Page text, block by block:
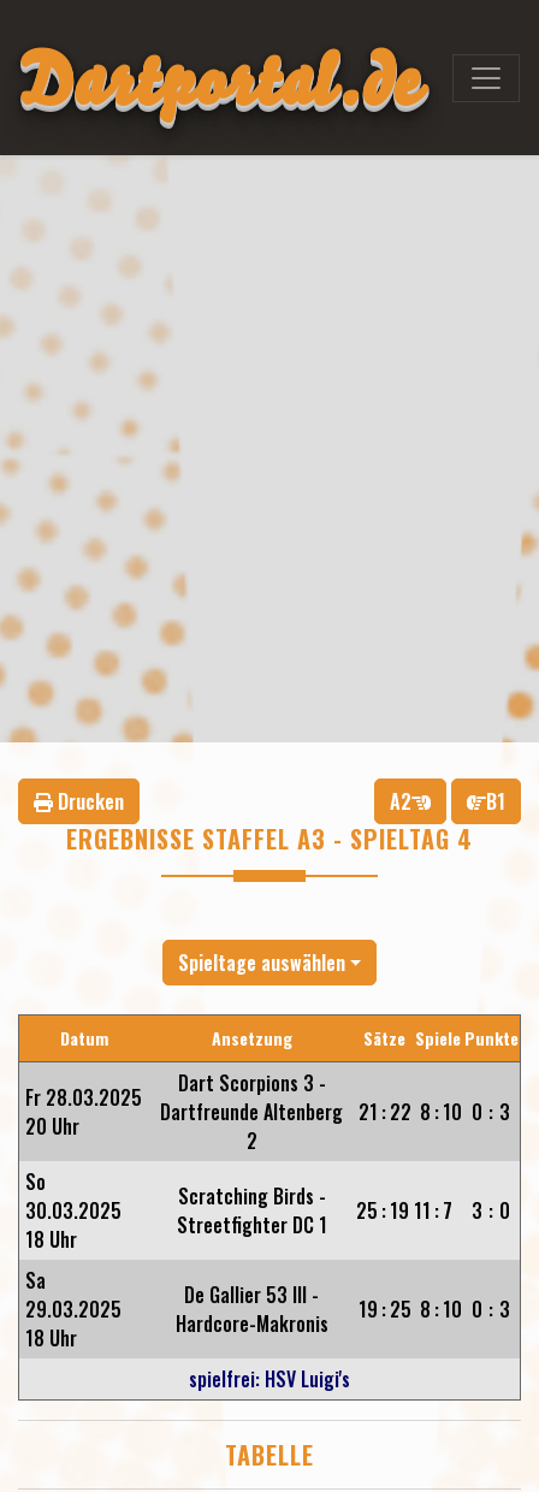
Dartportal.de
Drucken A2 B1
ERGEBNISSE STAFFEL A3 - SPIELTAG 4
Spieltage auswählen
Datum Ansetzung Sätze SpielePunkte
Fr 28.03.2025
20 Uhr
Dart Scorpions 3 -
Dartfreunde Altenberg
2
21 :22 8 :10 0 : 3
So
30.03.2025
18 Uhr
Scratching Birds -
Streetfighter DC 1
25 :19 11 :7 3 : 0
Sa
29.03.2025
18 Uhr
De Gallier 53 III -
Hardcore-Makronis
19 :25 8 :10 0 : 3
spielfrei: HSV Luigi's
TABELLE